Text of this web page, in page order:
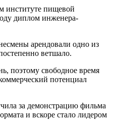
институте пищевой
диплом инженера-
арендовали одно из
ветшало.
поэтому свободное время
потенциал
за демонстрацию фильма
и вскоре стало лидером